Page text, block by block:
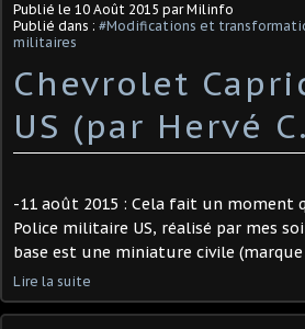
Publié le 10 Août 2015 par Milinfo
Publié dans : #Modifications et
militaires
Chevrolet
US (par Hervé
-11 août 2015 : Cela fait un moment
Police militaire US, réalisé par mes
base est une miniature civile
Lire la suite